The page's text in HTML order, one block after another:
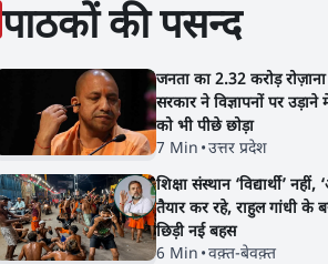
पाठकों की पसन्द
जनता का 2.32 करोड़ रोज़ाना
सरकार ने विज्ञापनों पर उड़ाने
को भी पीछे छोड़ा
7 Min •उत्तर प्रदेश
शिक्षा संस्थान ‘विद्यार्थी’ नहीं,
तैयार कर रहे, राहुल गांधी के
छिड़ी नई बहस
6 Min •वक़्त-बेवक़्त